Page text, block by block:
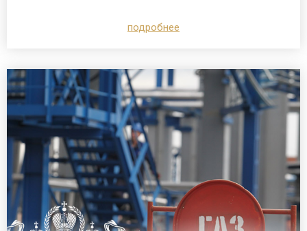
подробнее